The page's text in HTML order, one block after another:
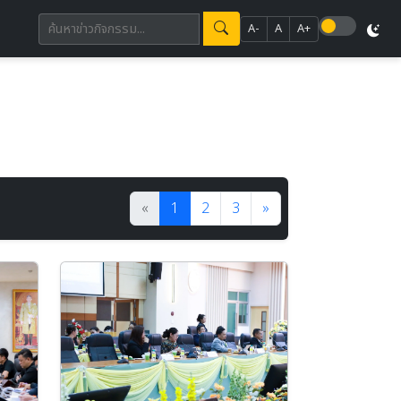
A- A A+
« 1 2 3 »